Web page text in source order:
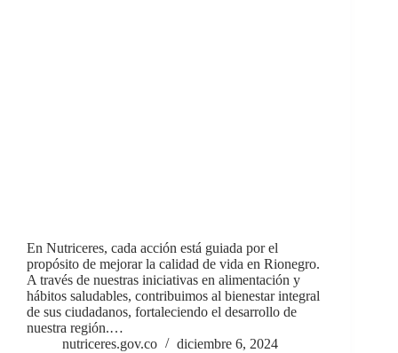
En Nutriceres, cada acción está guiada por el
propósito de mejorar la calidad de vida en Rionegro.
A través de nuestras iniciativas en alimentación y
hábitos saludables, contribuimos al bienestar integral
de sus ciudadanos, fortaleciendo el desarrollo de
nuestra región.…
nutriceres.gov.co
diciembre 6, 2024